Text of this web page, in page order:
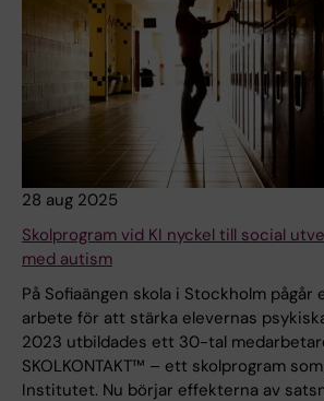
28 aug 2025
Skolprogram vid KI nyckel till social
med autism
På Sofiaängen skola i Stockholm
arbete för att stärka elevernas
2023 utbildades ett 30-tal
SKOLKONTAKT™ – ett skolprogram
Institutet. Nu börjar effekterna av